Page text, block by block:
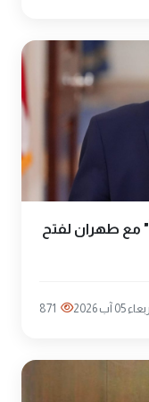
مع طهران لفتح
05 آب 2026 871